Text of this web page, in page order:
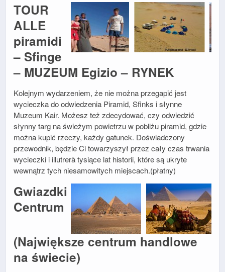
TOUR
ALLE
piramidi
– Sfinge
– MUZEUM Egizio – RYNEK
Kolejnym wydarzeniem, że nie można przegapić jest
wycieczka do odwiedzenia Piramid, Sfinks i słynne
Muzeum Kair. Możesz też zdecydować, czy odwiedzić
słynny targ na świeżym powietrzu w pobliżu piramid, gdzie
można kupić rzeczy, każdy gatunek. Doświadczony
przewodnik, będzie Ci towarzyszył przez cały czas trwania
wycieczki i illutrerà tysiące lat historii, które są ukryte
wewnątrz tych niesamowitych miejscach.(płatny)
Gwiazdki
Centrum
(Największe centrum handlowe
na świecie)